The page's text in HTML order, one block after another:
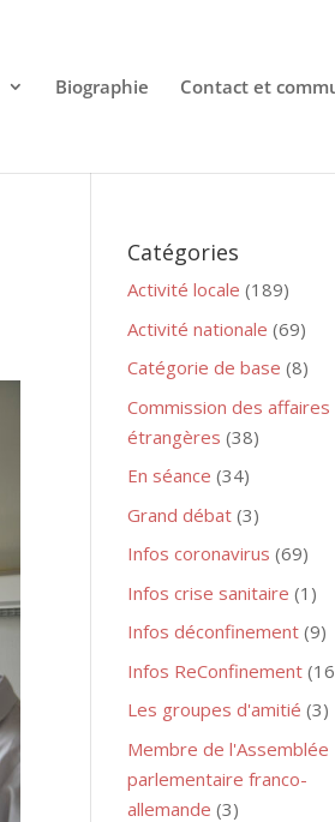
Biographie Contact et
Catégories
Activité locale (189)
Activité nationale (69)
Catégorie de base (8)
Commission des affaires
étrangères (38)
En séance (34)
Grand débat (3)
Infos coronavirus (69)
Infos crise sanitaire (1)
Infos déconfinement (9)
Infos ReConfinement
Les groupes d'amitié (3)
Membre de l'Assemblée
parlementaire franco-
allemande (3)